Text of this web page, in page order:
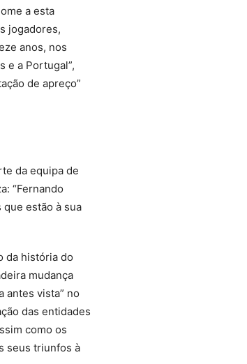
a esta
jogadores,
anos, nos
e a Portugal”,
de apreço”
da equipa de
“Fernando
estão à sua
da história do
mudança
antes vista” no
das entidades
como os
seus triunfos à